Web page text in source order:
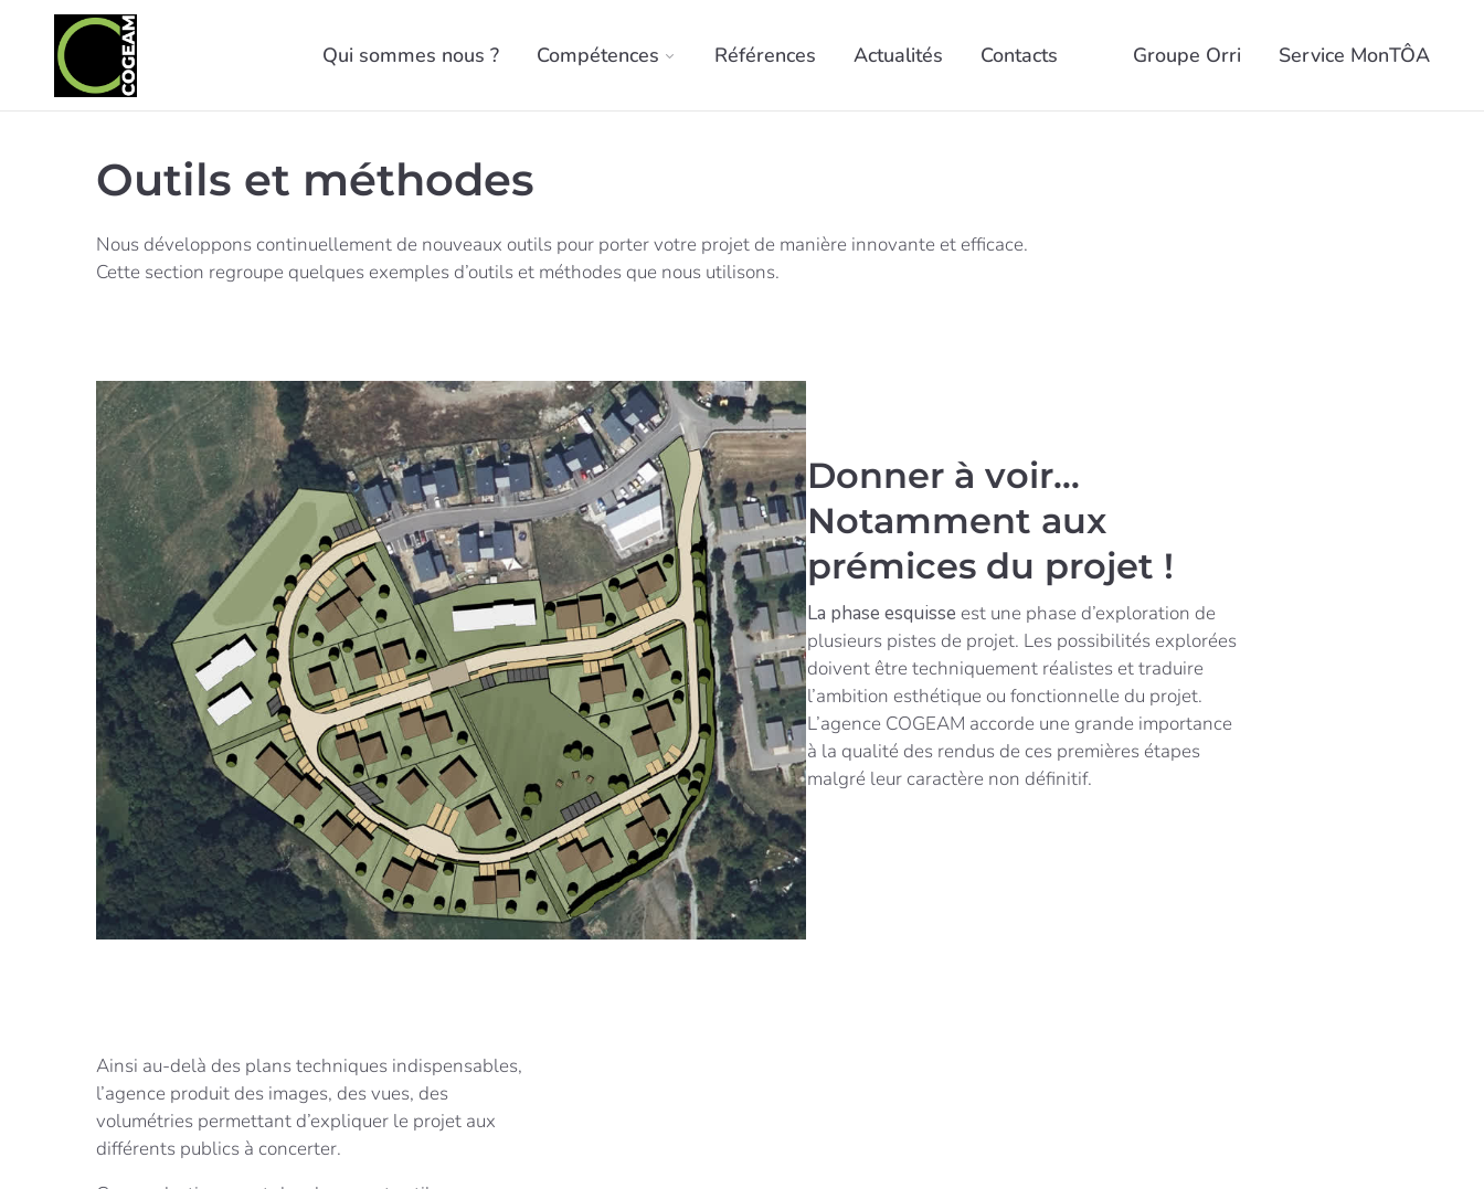
Qui sommes nous ? Compétences Références Actualités Contacts Groupe Orri Service MonTÔA
Outils et méthodes
Nous développons continuellement de nouveaux outils pour porter votre projet de manière innovante et efficace.
Cette section regroupe quelques exemples d’outils et méthodes que nous utilisons.
Donner à voir…
Notamment aux
prémices du projet !
La phase esquisse est une phase d’exploration de
plusieurs pistes de projet. Les possibilités explorées
doivent être techniquement réalistes et traduire
l’ambition esthétique ou fonctionnelle du projet.
L’agence COGEAM accorde une grande importance
à la qualité des rendus de ces premières étapes
malgré leur caractère non définitif.
Ainsi au-delà des plans techniques indispensables,
l’agence produit des images, des vues, des
volumétries permettant d’expliquer le projet aux
différents publics à concerter.